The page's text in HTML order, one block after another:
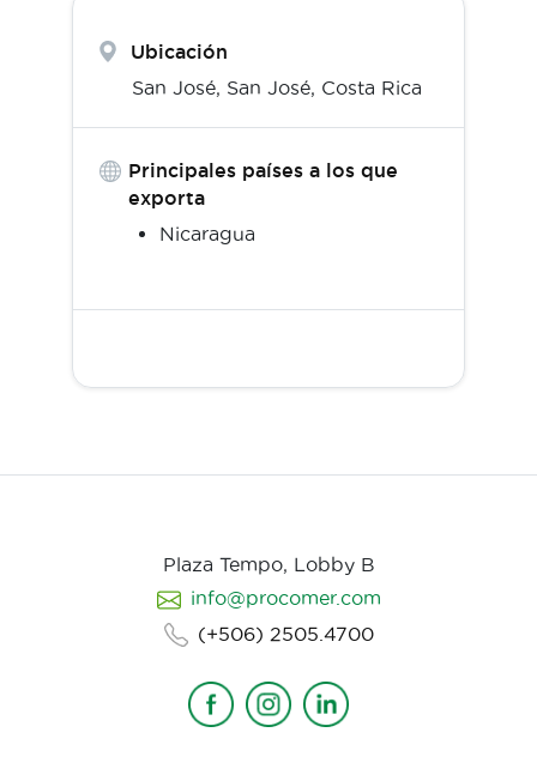
Ubicación
San José, San José, Costa Rica
Principales países a los que
exporta
Nicaragua
Plaza Tempo, Lobby B
info@procomer.com
(+506) 2505.4700